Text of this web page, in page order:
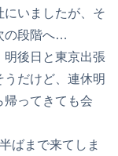
いましたが、そ
の段階へ…
明後日と東京出張
だけど、連休明
ってきても会
ばまで来てしま